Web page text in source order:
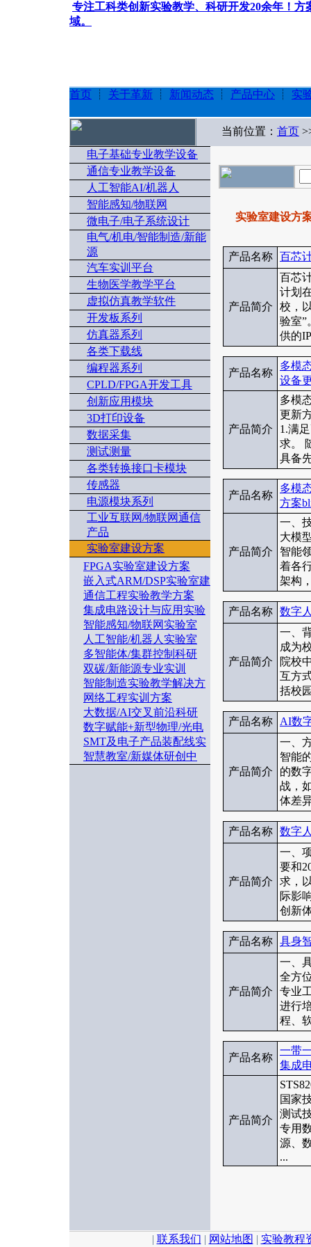
专注工科类创新实验教学、科研开发20余年！
域。
首页 ┊ 关于革新 ┊ 新闻动态 ┊ 产品中心 ┊ 实
当前位置： 首页
电子基础专业教学设备
通信专业教学设备
人工智能AI/机器人
智能感知/物联网
微电子/电子系统设计
电气/机电/智能制造/新能
源
汽车实训平台
生物医学教学平台
虚拟仿真教学软件
开发板系列
仿真器系列
各类下载线
编程器系列
CPLD/FPGA开发工具
创新应用模块
3D打印设备
数据采集
测试测量
各类转换接口卡模块
传感器
电源模块系列
工业互联网/物联网通信
产品
实验室建设方案
FPGA实验室建设方案
嵌入式ARM/DSP实验室建
通信工程实验教学方案
集成电路设计与应用实验
智能感知/物联网实验室
人工智能/机器人实验室
多智能体/集群控制科研
双碳/新能源专业实训
智能制造实验教学解决方
网络工程实训方案
大数据/AI交叉前沿科研
数字赋能+新型物理/光电
SMT及电子产品装配线实
智慧教室/新媒体研创中
实验室建设方
产品名称 百芯
产品简介
百芯
计划
校，
验室”
供的
产品名称
多模
设备
产品简介
多模
更新
1.满
求。
具备
产品名称
多模
方案
产品简介
一、
大模
智能
着各
架构
产品名称 数字
产品简介
一、
成为
院校
互方
括校
产品名称 AI数
产品简介
一、
智能
的数
战，
体差
产品名称 数字
产品简介
一、
要和
求，
际影
创新
产品名称 具身
产品简介
一、
全方
专业
进行
程、
产品名称
一带
集成
产品简介
国家
测试
专用
源、
...
| 联系我们 | 网站地图 | 实验教程